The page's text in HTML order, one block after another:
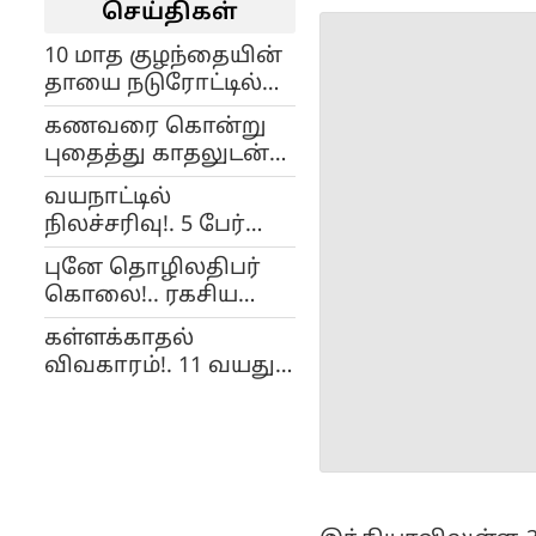
செய்திகள்
10 மாத குழந்தையின்
தாயை நடுரோட்டில்
தாக்கிய கும்பல்..
பணம், நகையை
எடுத்து
கொள்ளுங்கள் என
கெஞ்சிய கொடுமை...
கணவரை கொன்று
புதைத்து காதலுடன்
ஜாலி!. வசமாக
சிக்கிய பெண்!...
வயநாட்டில்
நிலச்சரிவு!. 5 பேர்
பலி!.. வைரலாகும்
அதிர்ச்சி வீடியோ...
புனே தொழிலதிபர்
கொலை!.. ரகசிய
திருமணம் செய்து
கொண்ட சியா
கோயல் - சேத்தன்
கள்ளக்காதல்
விவகாரம்!. 11 வயது